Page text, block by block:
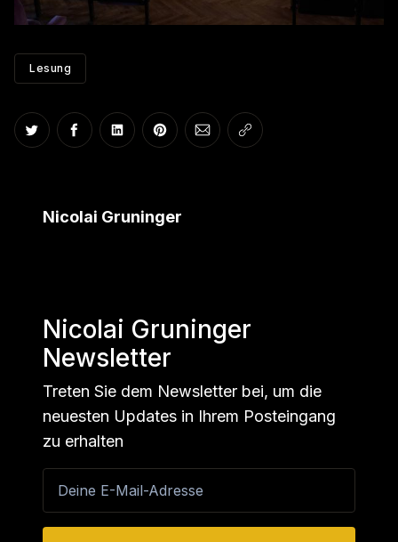
Lesung
Auf Twitter teilen
Auf Facebook teilen
Auf LinkedIn teilen
Auf Pinterest teilen
Per E-Mail teilen
Link kopieren
Nicolai Gruninger
Nicolai Gruninger
Newsletter
Treten Sie dem Newsletter bei, um die
neuesten Updates in Ihrem Posteingang
zu erhalten
Deine E-Mail-Adresse